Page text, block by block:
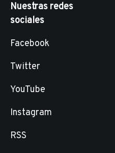
Nuestras redes
sociales
Facebook
Twitter
YouTube
Instagram
RSS